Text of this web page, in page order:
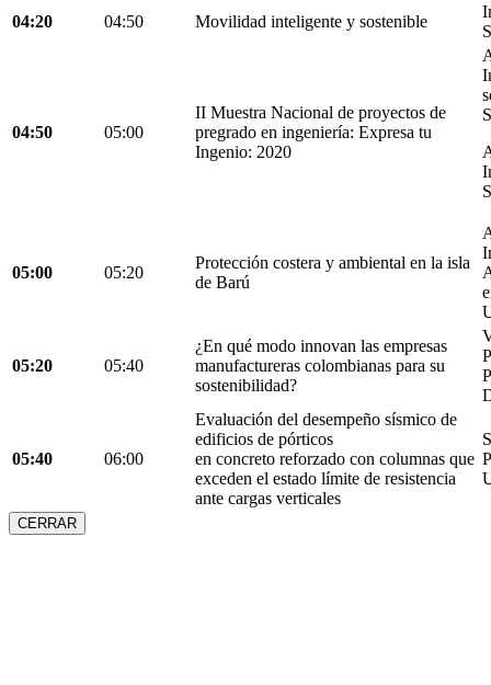
04:20 04:50 Movilidad inteligente y sostenible
04:50 05:00
II Muestra Nacional de proyectos de
pregrado en ingeniería: Expresa tu
Ingenio: 2020
05:00 05:20
Protección costera y ambiental en la isla
de Barú
05:20 05:40
¿En qué modo innovan las empresas
manufactureras colombianas para su
sostenibilidad?
05:40 06:00
Evaluación del desempeño sísmico de
edificios de pórticos
en concreto reforzado con columnas que
exceden el estado límite de resistencia
ante cargas verticales
CERRAR